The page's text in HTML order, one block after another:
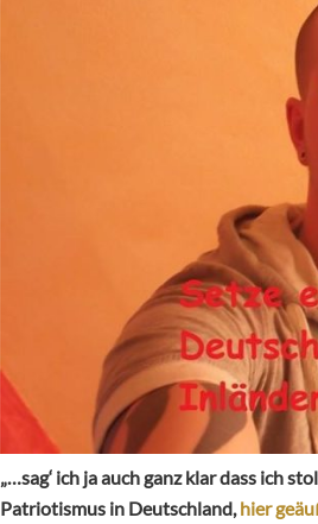
„…sag‘ ich ja auch ganz klar dass ich
Patriotismus in Deutschland,hier